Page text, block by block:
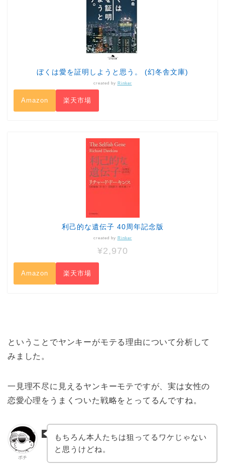
ぼくは愛を証明しようと思う。 (幻冬舎文庫)
created by Rinker
Amazon 楽天市場
利己的な遺伝子 40周年記念版
created by Rinker
¥2,970
Amazon 楽天市場
ということでヤンキーがモテる理由について分析して
みました。
一見理不尽に見えるヤンキーモテですが、実は女性の
恋愛心理をうまくついた戦略をとってるんですね。
ポチ
もちろん本人たちは狙ってるワケじゃない
と思うけどね。